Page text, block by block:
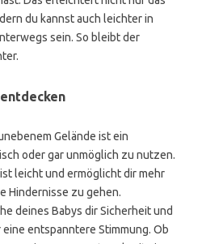
du kannst auch leichter in
sein. So bleibt der
Gelände ist ein
oder gar unmöglich zu nutzen.
leicht und ermöglicht dir mehr
Hindernisse zu gehen.
deines Babys dir Sicherheit und
entspanntere Stimmung. Ob